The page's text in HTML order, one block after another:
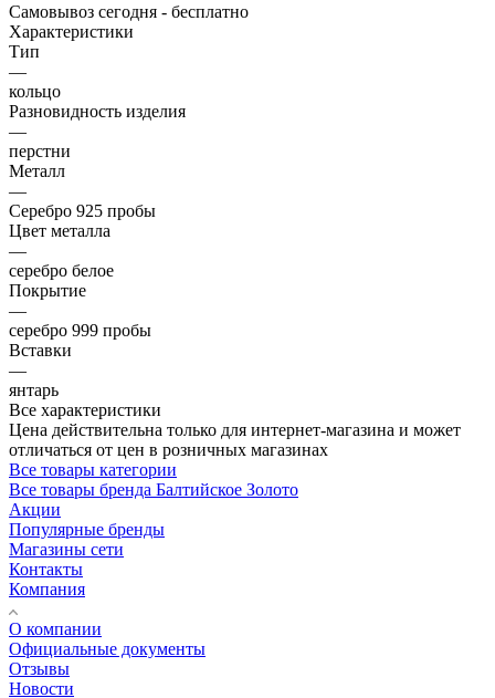
Самовывоз сегодня - бесплатно
Характеристики
Тип
—
кольцо
Разновидность изделия
—
перстни
Металл
—
Серебро 925 пробы
Цвет металла
—
серебро белое
Покрытие
—
серебро 999 пробы
Вставки
—
янтарь
Все характеристики
Цена действительна только для интернет-магазина и может
отличаться от цен в розничных магазинах
Все товары категории
Все товары бренда Балтийское Золото
Акции
Популярные бренды
Магазины сети
Контакты
Компания
О компании
Официальные документы
Отзывы
Новости